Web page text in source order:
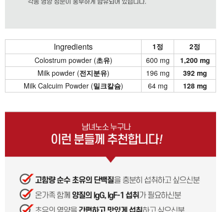
Ingredients 1정
2정
Colostrum powder (초유) 600 mg
1,200 mg
Milk powder (전지분유) 196 mg
392 mg
Milk Calcuim Powder (밀크칼슘) 64 mg 128 mg